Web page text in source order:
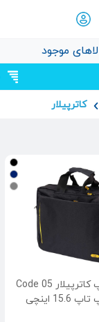
موجود
کاترپیلار
کیف لپ تاپ کاترپیلار Code 05
اینچی